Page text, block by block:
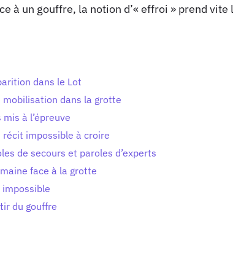
à un gouffre, la notion d’« effroi » prend
dans le Lot
mobilisation dans la grotte
à l’épreuve
récit impossible à croire
de secours et paroles d’experts
face à la grotte
du gouffre